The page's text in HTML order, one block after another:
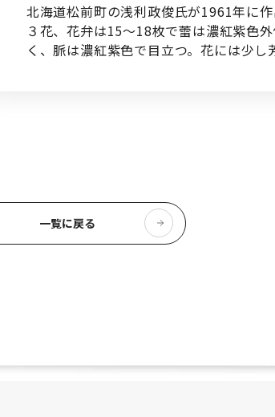
北海道松前町の浅利政俊氏が1961年に
３花、花弁は15～18枚で蕾は濃紅紫色
く、脈は濃紅紫色で目立つ。花には少し
一覧に戻る